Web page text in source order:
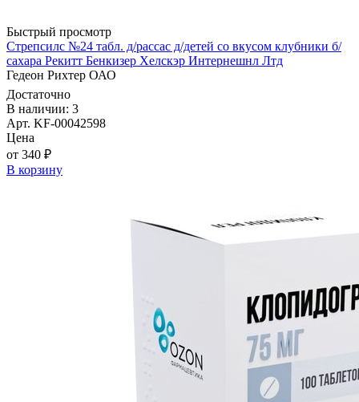
Быстрый просмотр
Стрепсилс №24 табл. д/рассас д/детей со вкусом клубники б/
сахара Рекитт Бенкизер Хелскэр Интернешнл Лтд
Гедеон Рихтер ОАО
Достаточно
В наличии: 3
Арт. KF-00042598
Цена
от 340 ₽
В корзину